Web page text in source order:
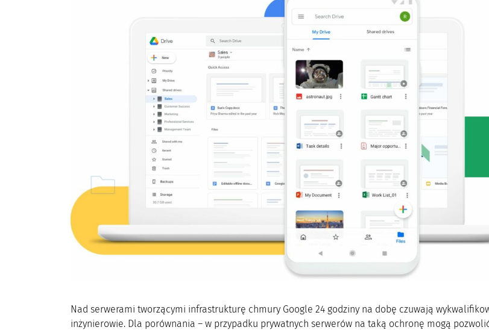
Nad serwerami tworzącymi infrastrukturę chmury Google 24 godziny na dobę czuwają
inżynierowie. Dla porównania – w przypadku prywatnych serwerów na taką ochronę mogą